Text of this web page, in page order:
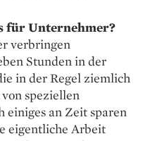
für Unternehmer?
verbringen
Stunden in der
in der Regel ziemlich
speziellen
einiges an Zeit sparen
eigentliche Arbeit